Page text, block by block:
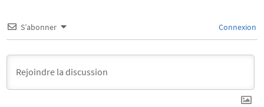
S’abonner Connexion